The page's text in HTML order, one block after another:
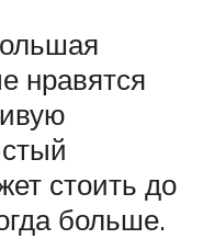
нравятся
стоить до
больше.